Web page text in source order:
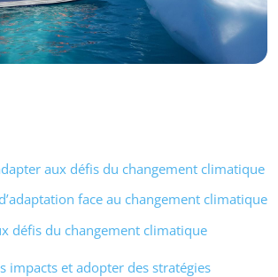
aux défis du changement climatique
face au changement climatique
défis du changement climatique
impacts et adopter des stratégies